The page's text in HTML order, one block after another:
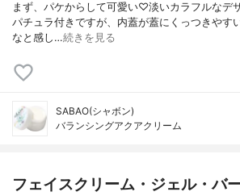
まず、パケからして可愛い♡淡いカラフルなデ
パチュラ付きですが、内蓋が蓋にくっつきやす
なと感し…続きを見る
SABAO(シャボン)
バランシングアクアクリーム
フェイスクリーム・ジェル・バ